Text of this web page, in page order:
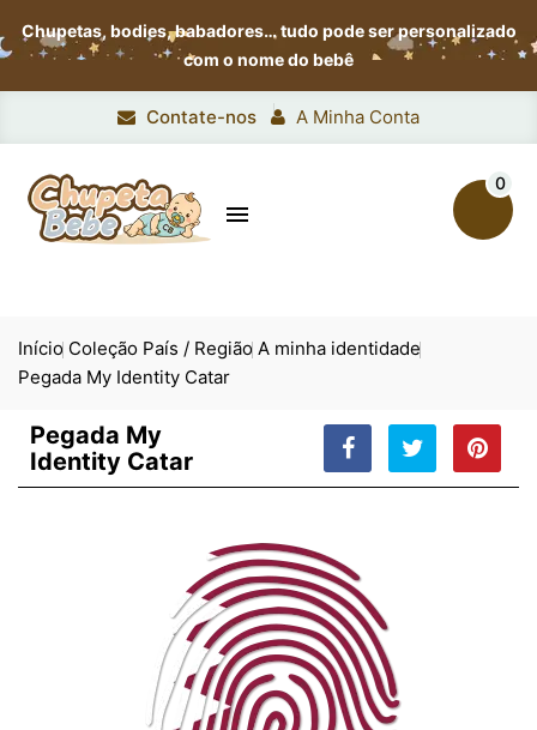
Chupetas, bodies, babadores…tudo pode ser personalizado
com o nome do bebê
Contate-nos A Minha Conta

0
Início Coleção País / Região A minha identidade
Pegada My Identity Catar
Pegada My
Identity Catar